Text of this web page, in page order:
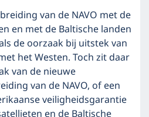
van de NAVO met de
en met de Baltische landen
de oorzaak bij uitstek van
het Westen. Toch zit daar
van de nieuwe
van de NAVO, of een
veiligheidsgarantie